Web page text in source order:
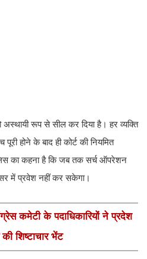
अस्थायी रूप से सील कर दिया है। हर व्यक्ति
होने के बाद ही कोर्ट की नियमित
का कहना है कि जब तक सर्च ऑपरेशन
में प्रवेश नहीं कर सकेगा।
कमेटी के पदाधिकारियों ने प्रदेश
की शिष्टाचार भेंट